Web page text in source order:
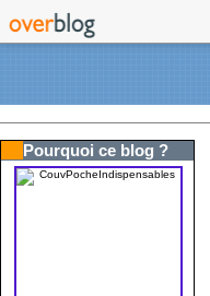
Pourquoi ce blog ?